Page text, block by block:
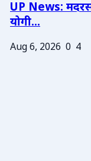
UP News:
योगी...
Aug 6, 2026 0 4